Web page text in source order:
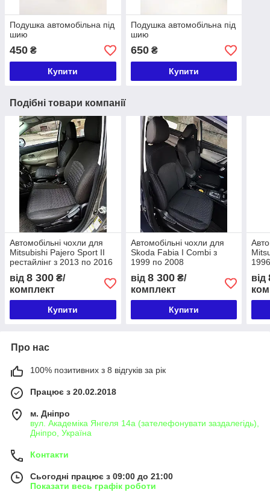
Подушка автомобільна під
шию
450 ₴
Купити
Подушка автомобільна під
шию
650₴
Купити
Подібні товари компанії
Автомобільні чохли для
Mitsubishi Pajero Sport II
рестайлінг з 2013 по 2016
від 8 300 ₴/
комплект
Купити
Автомобільні чохли для
Skoda Fabia I Combi з
1999 по 2008
від 8 300₴/
комплект
Купити
від
Про нас
100% позитивних з 8 відгуків за рік
Працює з 20.02.2018
м. Дніпро
вул. Академіка Янгеля 14а (зателефонувати заздалегідь),
Дніпро, Україна
Контакти
Сьогодні працює з 09:00 до 21:00
Показати весь графік роботи